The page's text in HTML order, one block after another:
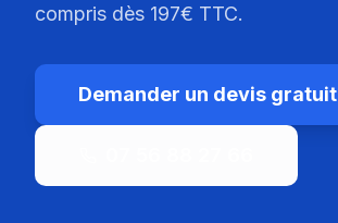
compris dès 197€ TTC.
Demander un devis gratuit